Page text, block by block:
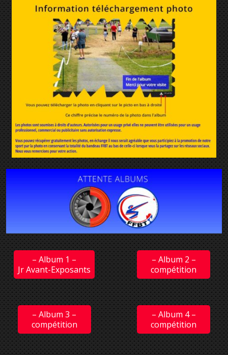
– Album 1 –
Jr Avant-Exposants
– Album 2 –
compétition
– Album 3 –
compétition
– Album 4 –
compétition